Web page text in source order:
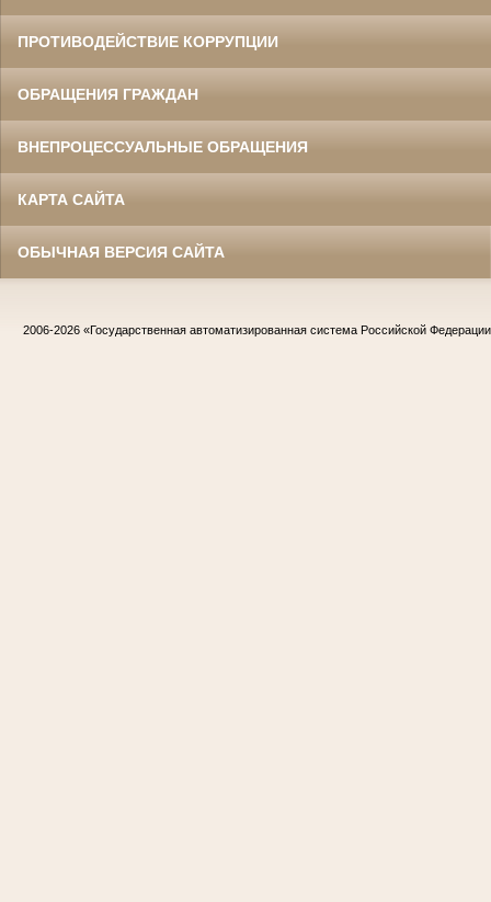
ПРОТИВОДЕЙСТВИЕ КОРРУПЦИИ
ОБРАЩЕНИЯ ГРАЖДАН
ВНЕПРОЦЕССУАЛЬНЫЕ ОБРАЩЕНИЯ
КАРТА САЙТА
ОБЫЧНАЯ ВЕРСИЯ САЙТА
2006-2026 «Государственная автоматизированная система Российской